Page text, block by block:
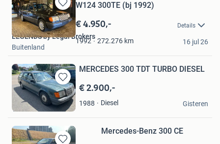
Bewaren
in
Mijn
Favorieten
W124 300TE (bj 1992)
€ 4.950,- Details
1992 272.276 km
LEGENDS by Legal Brokers
Buitenland
16 jul 26
Bewaren
in
Mijn
Favorieten
MERCEDES 300 TDT TURBO DIESEL
€ 2.900,-
1988 Diesel
jwstam
Tiel
Gisteren
Mercedes-Benz 300 CE